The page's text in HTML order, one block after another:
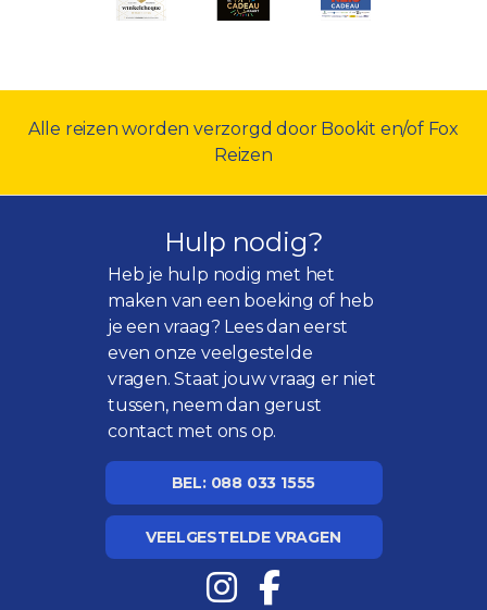
Alle reizen worden verzorgd door Bookit en/of Fox
Reizen
Hulp nodig?
Heb je hulp nodig met het
maken van een boeking of heb
je een vraag? Lees dan eerst
even onzeveelgestelde
vragen. Staat jouw vraag er niet
tussen, neem dan gerust
contact met ons op.
BEL: 088 033 1555
VEELGESTELDE VRAGEN